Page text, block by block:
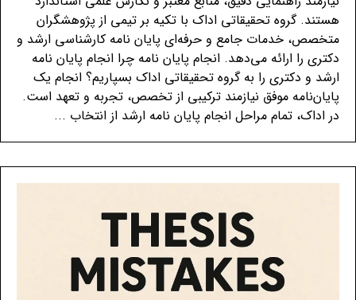
هستند. گروه تحقیقاتی اداک با تکیه بر تیمی از پژوهشگران
متخصص، خدمات جامع و حرفه‌ای پایان نامه کارشناسی ارشد و
دکتری را ارائه می‌دهد. انجام پایان‌ نامه چرا انجام پایان نامه
ارشد و دکتری را به گروه تحقیقاتی اداک بسپاریم؟ انجام یک
پایان‌نامه موفق نیازمند ترکیبی از تخصص، تجربه و تعهد است.
در اداک، تمام مراحل انجام پایان نامه ارشد از انتخاب ...